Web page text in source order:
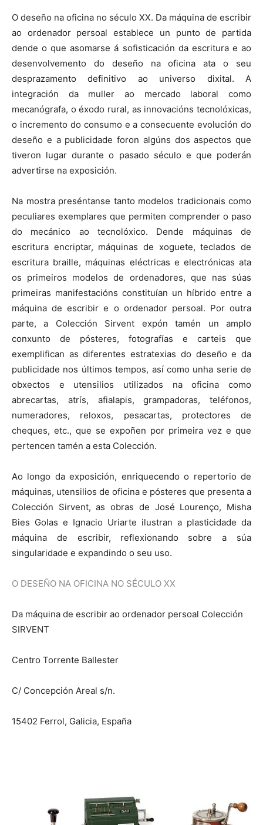
O deseño na oficina no século XX. Da máquina de escribir
ao ordenador persoal establece un punto de partida
dende o que asomarse á sofisticación da escritura e ao
desenvolvemento do deseño na oficina ata o seu
desprazamento definitivo ao universo dixital. A
integración da muller ao mercado laboral como
mecanógrafa, o éxodo rural, as innovacións tecnolóxicas,
o incremento do consumo e a consecuente evolución do
deseño e a publicidade foron algúns dos aspectos que
tiveron lugar durante o pasado século e que poderán
advertirse na exposición.
Na mostra preséntanse tanto modelos tradicionais como
peculiares exemplares que permiten comprender o paso
do mecánico ao tecnolóxico. Dende máquinas de
escritura encriptar, máquinas de xoguete, teclados de
escritura braille, máquinas eléctricas e electrónicas ata
os primeiros modelos de ordenadores, que nas súas
primeiras manifestacións constituían un híbrido entre a
máquina de escribir e o ordenador persoal. Por outra
parte, a Colección Sirvent expón tamén un amplo
conxunto de pósteres, fotografías e carteis que
exemplifican as diferentes estratexias do deseño e da
publicidade nos últimos tempos, así como unha serie de
obxectos e utensilios utilizados na oficina como
abrecartas, atrís, afialapis, grampadoras, teléfonos,
numeradores, reloxos, pesacartas, protectores de
cheques, etc., que se expoñen por primeira vez e que
pertencen tamén a esta Colección.
Ao longo da exposición, enriquecendo o repertorio de
máquinas, utensilios de oficina e pósteres que presenta a
Colección Sirvent, as obras de José Lourenço, Misha
Bies Golas e Ignacio Uriarte ilustran a plasticidade da
máquina de escribir, reflexionando sobre a súa
singularidade e expandindo o seu uso.
O DESEÑO NA OFICINA NO SÉCULO XX
Da máquina de escribir ao ordenador persoal Colección
SIRVENT
Centro Torrente Ballester
C/ Concepción Areal s/n.
15402 Ferrol, Galicia, España